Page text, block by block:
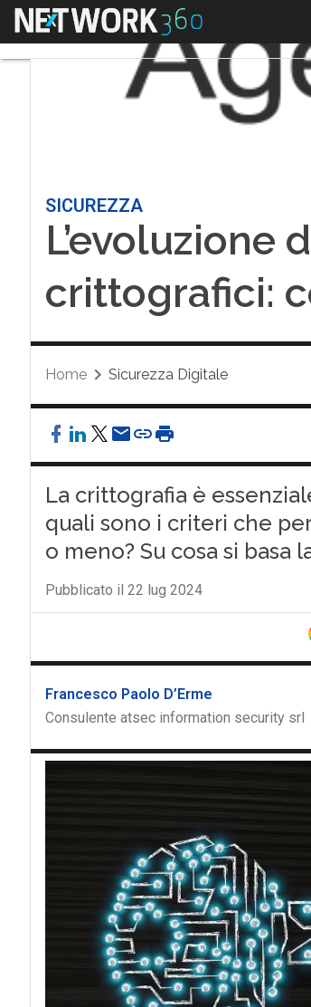
Menu
SICUREZZA
L’evoluzione
crittografici:
Home Sicurezza Digitale
La crittografia è
quali sono i criteri che
o meno? Su cosa si basa
Pubblicato il 22 lug 2024
Francesco Paolo D’Erme
Consulente atsec information security srl